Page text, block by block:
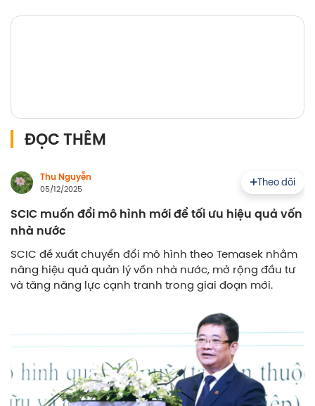
ĐỌC THÊM
Thu Nguyễn
05/12/2025
Theo dõi
SCIC muốn đổi mô hình mới để tối ưu hiệu quả vốn
nhà nước
SCIC đề xuất chuyển đổi mô hình theo Temasek nhằm
nâng hiệu quả quản lý vốn nhà nước, mở rộng đầu tư
và tăng năng lực cạnh tranh trong giai đoạn mới.